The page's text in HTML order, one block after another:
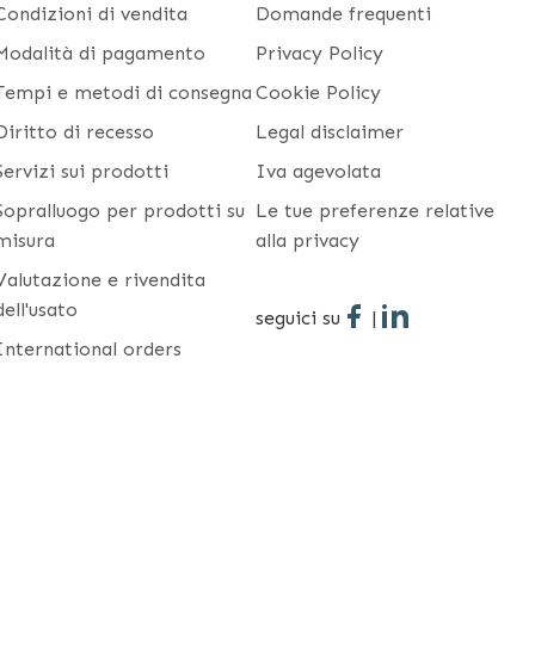
di vendita
di pagamento
e metodi di consegna
di recesso
sui prodotti
per prodotti su
e rivendita
orders
Domande frequenti
Privacy Policy
Cookie Policy
Legal disclaimer
Iva agevolata
Le tue preferenze relative
alla privacy
seguici su |